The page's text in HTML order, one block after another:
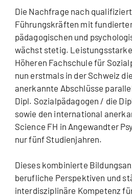
Die Nachfrage nach
Führungskräften mit
pädagogischen und
wächst stetig.
Höheren Fachschule für
nun erstmals in der Schweiz
anerkannte Abschlüsse
Dipl. Sozialpädagogen / die
sowie den international
Science FH in Angewandter
nur fünf Studienjahren.
Dieses kombinierte
berufliche Perspektiven und
interdisziplinäre Kompetenz